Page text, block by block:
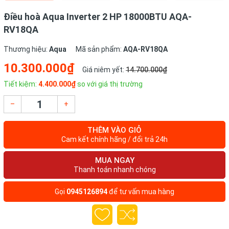
Điều hoà Aqua Inverter 2 HP 18000BTU AQA-
RV18QA
Thương hiệu: Aqua Mã sản phẩm: AQA-RV18QA
10.300.000₫ Giá niêm yết: 14.700.000₫
Tiết kiệm: 4.400.000₫so với giá thị trường
– +
THÊM VÀO GIỎ
Cam kết chính hãng / đổi trả 24h
MUA NGAY
Thanh toán nhanh chóng
Gọi 0945126894để tư vấn mua hàng